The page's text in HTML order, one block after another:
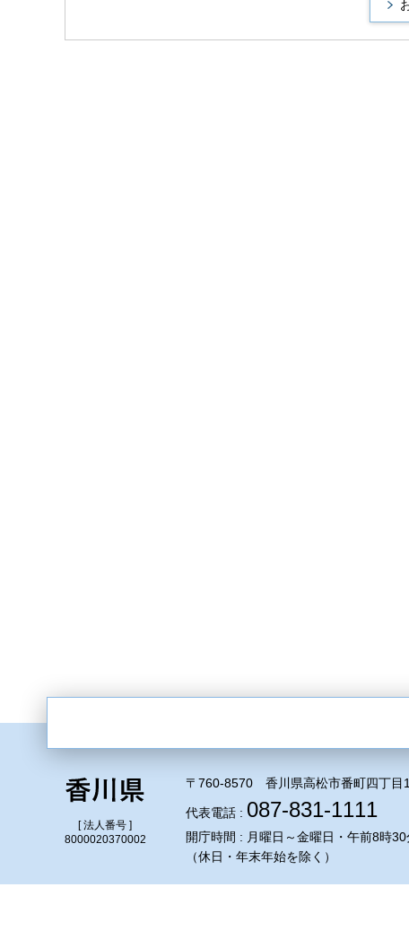
[ 法人番号 ]
8000020370002
〒760-8570 香川県高松市番町四丁目
代表電話 : 087-831-1111
開庁時間 : 月曜日～金曜日・午前8時
（休日・年末年始を除く）